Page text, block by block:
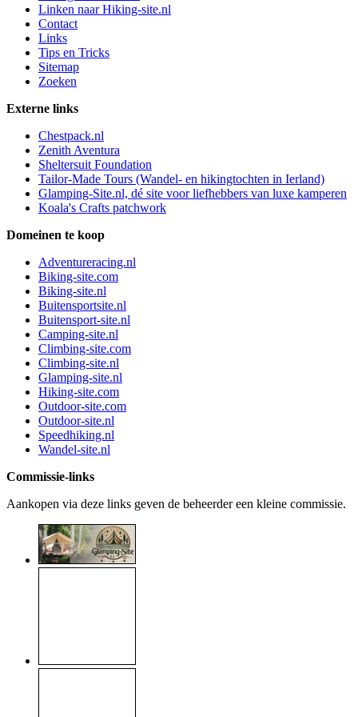
Linken naar Hiking-site.nl
Contact
Links
Tips en Tricks
Sitemap
Zoeken
Externe links
Chestpack.nl
Zenith Aventura
Sheltersuit Foundation
Tailor-Made Tours (Wandel- en hikingtochten in Ierland)
Glamping-Site.nl, dé site voor liefhebbers van luxe kamperen
Koala's Crafts patchwork
Domeinen te koop
Adventureracing.nl
Biking-site.com
Biking-site.nl
Buitensportsite.nl
Buitensport-site.nl
Camping-site.nl
Climbing-site.com
Climbing-site.nl
Glamping-site.nl
Hiking-site.com
Outdoor-site.com
Outdoor-site.nl
Speedhiking.nl
Wandel-site.nl
Commissie-links
Aankopen via deze links geven de beheerder een kleine commissie.